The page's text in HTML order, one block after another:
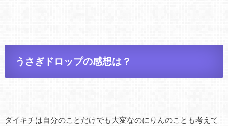
うさぎドロップの感想は？
ダイキチは自分のことだけでも大変なのにりんのことも考えて